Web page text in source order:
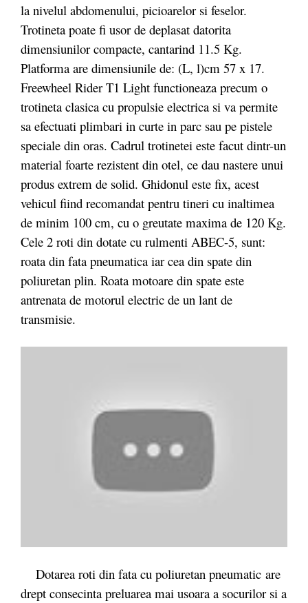
la nivelul abdomenului, picioarelor si feselor.
Trotineta poate fi usor de deplasat datorita
dimensiunilor compacte, cantarind 11.5 Kg.
Platforma are dimensiunile de: (L, l)cm 57 x 17.
Freewheel Rider T1 Light functioneaza precum o
trotineta clasica cu propulsie electrica si va permite
sa efectuati plimbari in curte in parc sau pe pistele
speciale din oras. Cadrul trotinetei este facut dintr-un
material foarte rezistent din otel, ce dau nastere unui
produs extrem de solid. Ghidonul este fix, acest
vehicul fiind recomandat pentru tineri cu inaltimea
de minim 100 cm, cu o greutate maxima de 120 Kg.
Cele 2 roti din dotate cu rulmenti ABEC-5, sunt:
roata din fata pneumatica iar cea din spate din
poliuretan plin. Roata motoare din spate este
antrenata de motorul electric de un lant de
transmisie.
Dotarea roti din fata cu poliuretan pneumatic are
drept consecinta preluarea mai usoara a socurilor si a